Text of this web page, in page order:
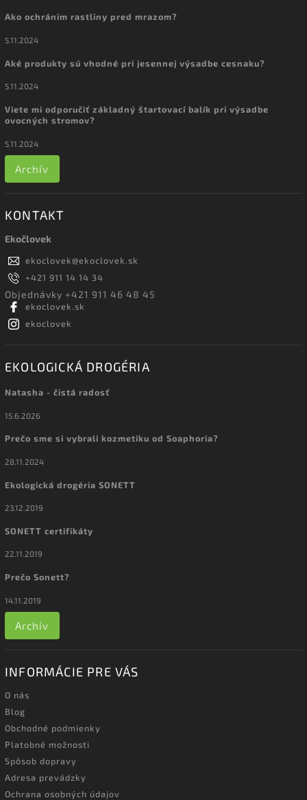
Ako ochránim rastliny pred mrazom?
5.11.2024
Aké produkty sú vhodné pri jesennej výsadbe cesnaku?
5.11.2024
Viete mi odporučiť základný štartovací balík pri výsadbe
ovocných stromov?
5.11.2024
Archív
KONTAKT
Ekočlovek
ekoclovek@ekoclovek.sk
+421 911 14 14 34
Objednávky +421 911 46 48 45
ekoclovek.sk
ekoclovek
EKOLOGICKÁ DROGÉRIA
Natasha - čistá radosť
15.6.2026
Prečo sme si vybrali kozmetiku od Soaphoria?
28.11.2024
Ekologická drogéria SONETT
23.12.2019
SONETT certifikáty
22.11.2019
Prečo Sonett?
14.11.2019
Archív
INFORMÁCIE PRE VÁS
O nás
Blog
Obchodné podmienky
Platobné možnosti
Spôsob dopravy
Adresa prevádzky
Ochrana osobných údajov